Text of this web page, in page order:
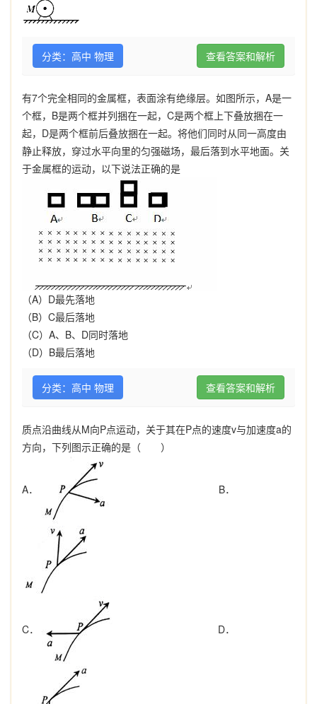
分类：高中 物理 查看答案和解析
有7个完全相同的金属框，表面涂有绝缘层。如图所示， A是一
个框， B是两个框并列捆在一起， C是两个框上下叠放捆在一
起， D是两个框前后叠放捆在一起。将他们同时从同一高度由
静止释放，穿过水平向里的匀强磁场，最后落到水平地面。关
于金属框的运动，以下说法正确的是
（A） D最先落地
（B） C最后落地
（C） A、 B、 D同时落地
（D） B最后落地
分类：高中 物理 查看答案和解析
质点沿曲线从M向P点运动，关于其在P点的速度v与加速度a的
方向，下列图示正确的是（ ）
A． B．
C． D．